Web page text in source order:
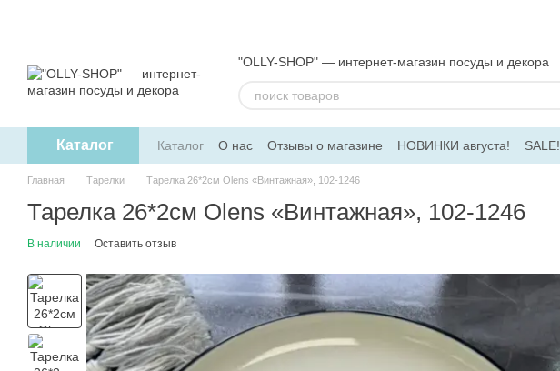
"OLLY-SHOP" — интернет-магазин посуды и декора
Каталог Каталог О нас Отзывы о магазине НОВИНКИ августа! SALE!
Обмен и возврат
Пользовательское соглашение Договір ПО
Главная Тарелки Тарелка 26*2см Olens «Винтажная», 102-1246
Тарелка 26*2см Olens «Винтажная», 102-1246
В наличии Оставить отзыв